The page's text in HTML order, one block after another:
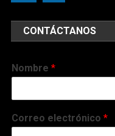
CONTÁCTANOS
Nombre*
Correo electrónico*